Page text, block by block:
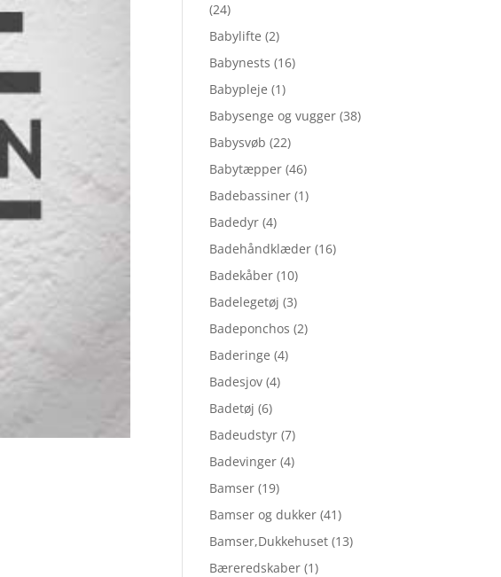
(24)
Babylifte (2)
Babynests (16)
Babypleje (1)
Babysenge og vugger (38)
Babysvøb (22)
Babytæpper (46)
Badebassiner (1)
Badedyr (4)
Badehåndklæder (16)
Badekåber (10)
Badelegetøj (3)
Badeponchos (2)
Baderinge (4)
Badesjov (4)
Badetøj (6)
Badeudstyr (7)
Badevinger (4)
Bamser (19)
Bamser og dukker (41)
Bamser,Dukkehuset (13)
Bæreredskaber (1)